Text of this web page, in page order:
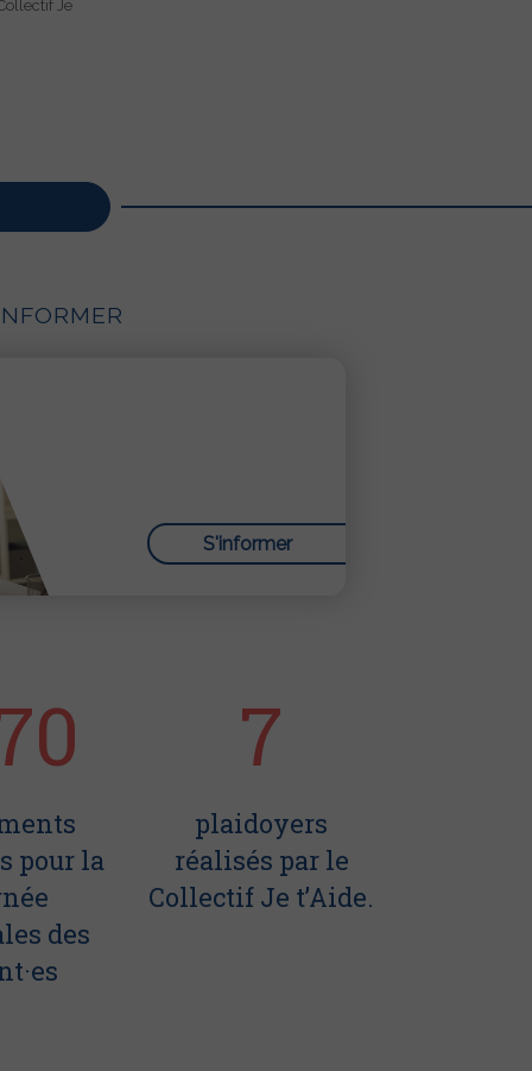
Je
S'informer
pour la
des
7
plaidoyers
réalisés par le
Collectif Je t’Aide.